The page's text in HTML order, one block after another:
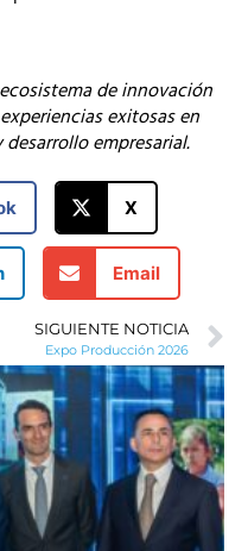
de innovación
exitosas en
empresarial.
X
Email
SIGUIENTE NOTICIA
Expo Producción 2026